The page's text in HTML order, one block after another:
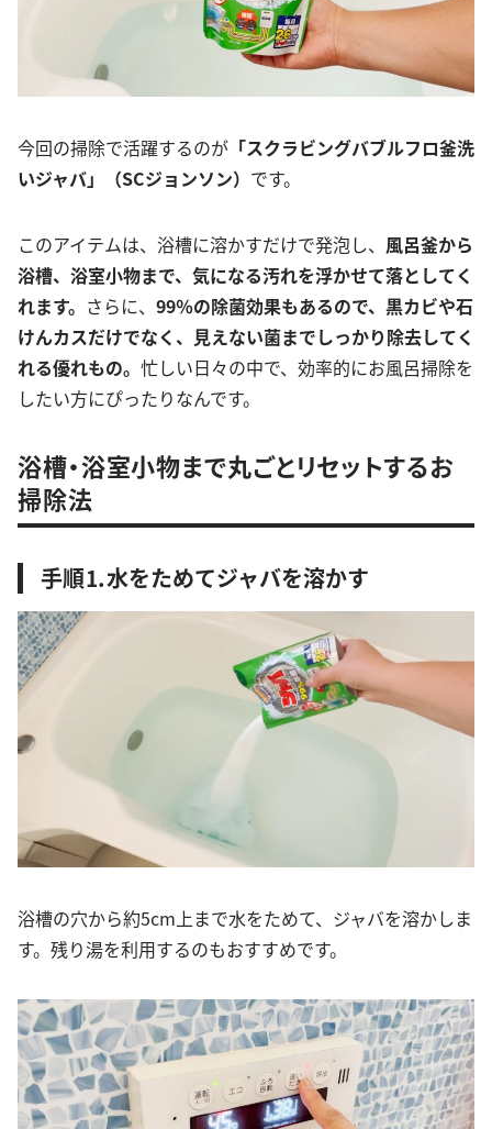
今回の掃除で活躍するのが 「スクラビングバブルフロ釜洗
いジャバ」（SCジョンソン） です。
このアイテムは、浴槽に溶かすだけで発泡し、 風呂釜から
浴槽、浴室小物まで、気になる汚れを浮かせて落としてく
れます。 さらに、 99％の除菌効果もあるので、黒カビや石
けんカスだけでなく、見えない菌までしっかり除去してく
れる優れもの。 忙しい日々の中で、効率的にお風呂掃除を
したい方にぴったりなんです。
浴槽・浴室小物まで丸ごとリセットするお
掃除法
手順⒈水をためてジャバを溶かす
浴槽の穴から約5cm上まで水をためて、ジャバを溶かしま
す。残り湯を利用するのもおすすめです。